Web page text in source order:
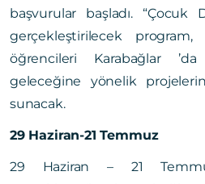
başvurular başladı. “Çocuk
gerçekleştirilecek program,
öğrencileri Karabağlar
geleceğine yönelik
sunacak.
29 Haziran-21 Temmuz
29 Haziran – 21